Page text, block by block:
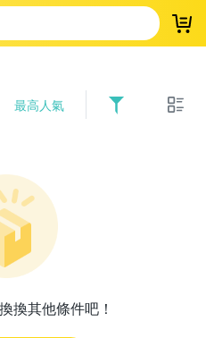
登
最高人氣
換其他條件吧！